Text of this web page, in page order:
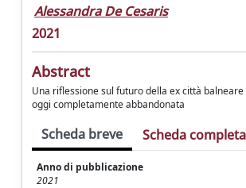
Alessandra De Cesaris
2021
Abstract
Una riflessione sul futuro della ex città
oggi completamente abbandonata
Scheda breve Scheda completa
Anno di pubblicazione
2021